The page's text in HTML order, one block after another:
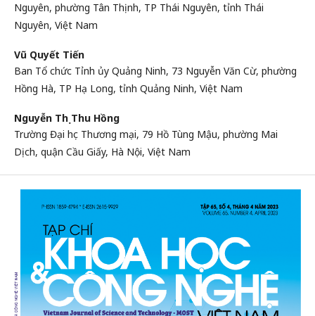
Nguyên, phường Tân Thịnh, TP Thái Nguyên, tỉnh Thái
Nguyên, Việt Nam
Vũ Quyết Tiến
Ban Tổ chức Tỉnh ủy Quảng Ninh, 73 Nguyễn Văn Cừ, phường
Hồng Hà, TP Hạ Long, tỉnh Quảng Ninh, Việt Nam
Nguyễn Thị Thu Hồng
Trường Đại học Thương mại, 79 Hồ Tùng Mậu, phường Mai
Dịch, quận Cầu Giấy, Hà Nội, Việt Nam